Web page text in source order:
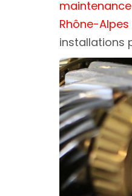
Rhône-Alpes
installations